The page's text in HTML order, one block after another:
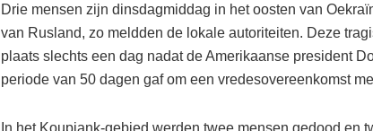
Drie mensen zijn dinsdagmiddag in het oosten van
van Rusland, zo meldden de lokale autoriteiten. Deze
plaats slechts een dag nadat de Amerikaanse president
periode van 50 dagen gaf om een vredesovereenkomst
In het Koupiank-gebied werden twee mensen gedood en